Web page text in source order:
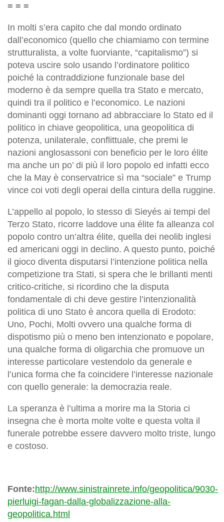
= = =
In molti s’era capito che dal mondo ordinato
dall’economico (quello che chiamiamo con termine
strutturalista, a volte fuorviante, “capitalismo”) si
poteva uscire solo usando l’ordinatore politico
poiché la contraddizione funzionale base del
moderno è da sempre quella tra Stato e mercato,
quindi tra il politico e l’economico. Le nazioni
dominanti oggi tornano ad abbracciare lo Stato ed il
politico in chiave geopolitica, una geopolitica di
potenza, unilaterale, conflittuale, che premi le
nazioni anglosassoni con beneficio per le loro élite
ma anche un po’ di più il loro popolo ed infatti ecco
che la May è conservatrice sì ma “sociale” e Trump
vince coi voti degli operai della cintura della ruggine.
L’appello al popolo, lo stesso di Sieyés ai tempi del
Terzo Stato, ricorre laddove una élite fa alleanza col
popolo contro un’altra élite, quella dei neolib inglesi
ed americani oggi in declino. A questo punto, poiché
il gioco diventa disputarsi l’intenzione politica nella
competizione tra Stati, si spera che le brillanti menti
critico-critiche, si ricordino che la disputa
fondamentale di chi deve gestire l’intenzionalità
politica di uno Stato è ancora quella di Erodoto:
Uno, Pochi, Molti ovvero una qualche forma di
dispotismo più o meno ben intenzionato e popolare,
una qualche forma di oligarchia che promuove un
interesse particolare vestendolo da generale e
l’unica forma che fa coincidere l’interesse nazionale
con quello generale: la democrazia reale.
La speranza è l’ultima a morire ma la Storia ci
insegna che è morta molte volte e questa volta il
funerale potrebbe essere davvero molto triste, lungo
e costoso.
Fonte:http://www.sinistrainrete.info/geopolitica/9030-
pierluigi-fagan-dalla-globalizzazione-alla-
geopolitica.html